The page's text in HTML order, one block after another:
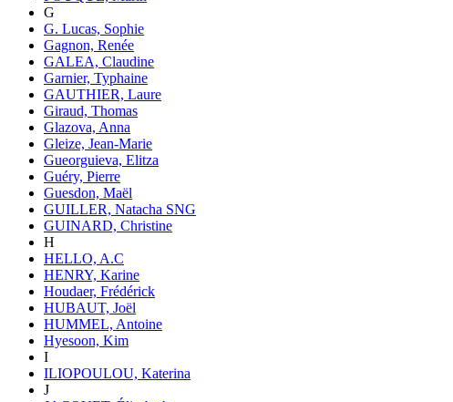
G
G. Lucas, Sophie
Gagnon, Renée
GALEA, Claudine
Garnier, Typhaine
GAUTHIER, Laure
Giraud, Thomas
Glazova, Anna
Gleize, Jean-Marie
Gueorguieva, Elitza
Guéry, Pierre
Guesdon, Maël
GUILLER, Natacha SNG
GUINARD, Christine
H
HELLO, A.C
HENRY, Karine
Houdaer, Frédérick
HUBAUT, Joël
HUMMEL, Antoine
Hyesoon, Kim
I
ILIOPOULOU, Katerina
J